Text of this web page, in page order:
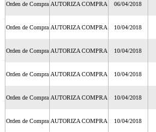
Orden de Compra AUTORIZA COMPRA 06/04/2018
Orden de Compra AUTORIZA COMPRA 10/04/2018
Orden de Compra AUTORIZA COMPRA 10/04/2018
Orden de Compra AUTORIZA COMPRA 10/04/2018
Orden de Compra AUTORIZA COMPRA 10/04/2018
Orden de Compra AUTORIZA COMPRA 10/04/2018